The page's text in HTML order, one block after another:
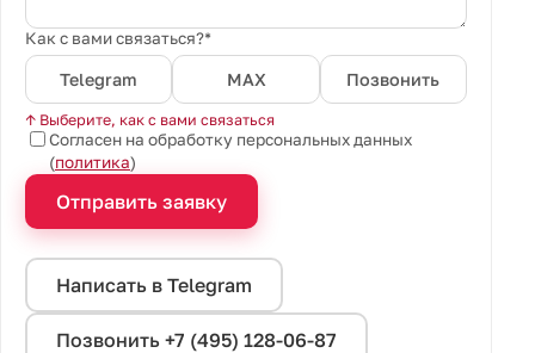
Как с вами связаться?*
Telegram MAX Позвонить
↑ Выберите, как с вами связаться
Согласен на обработку персональных данных
(политика)
Отправить заявку
Написать в Telegram
Позвонить +7 (495) 128-06-87